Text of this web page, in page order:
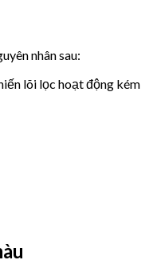
nhân sau:
lõi lọc hoạt động kém